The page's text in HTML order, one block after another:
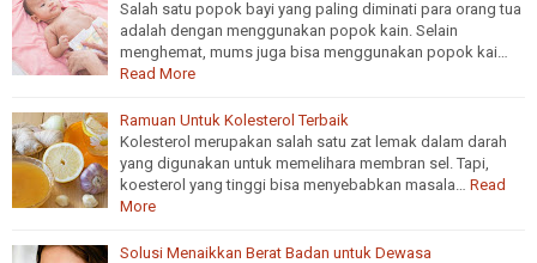
Salah satu popok bayi yang paling diminati para orang tua
adalah dengan menggunakan popok kain. Selain
menghemat, mums juga bisa menggunakan popok kai…
Read More
Ramuan Untuk Kolesterol Terbaik
Kolesterol merupakan salah satu zat lemak dalam darah
yang digunakan untuk memelihara membran sel. Tapi,
koesterol yang tinggi bisa menyebabkan masala…
Read
More
Solusi Menaikkan Berat Badan untuk Dewasa